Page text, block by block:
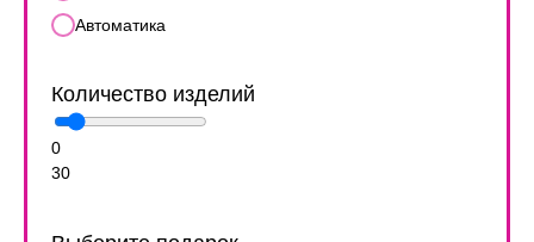
Автоматика
Количество изделий
0
30